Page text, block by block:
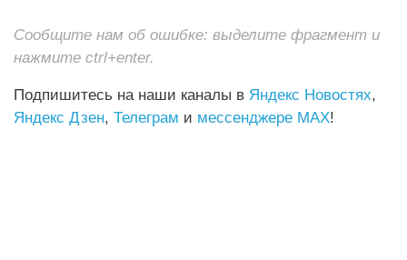
Сообщите нам об ошибке: выделите фрагмент и
нажмите ctrl+enter.
Подпишитесь на наши каналы в Яндекс Новостях,
Яндекс Дзен, Телеграм и мессенджере MAX!